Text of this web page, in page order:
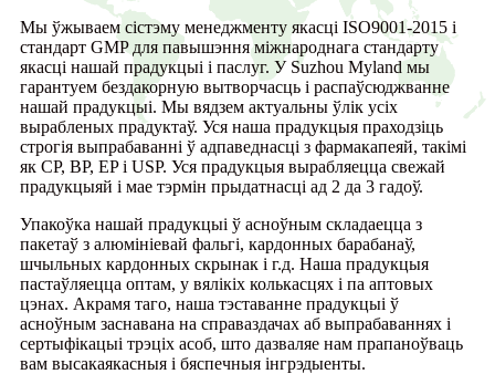
Мы ўжываем сістэму менеджменту якасці ISO9001-2015 і
стандарт GMP для павышэння міжнароднага стандарту
якасці нашай прадукцыі і паслуг. У Suzhou Myland мы
гарантуем бездакорную вытворчасць і распаўсюджванне
нашай прадукцыі. Мы вядзем актуальны ўлік усіх
вырабленых прадуктаў. Уся наша прадукцыя праходзіць
строгія выпрабаванні ў адпаведнасці з фармакапеяй, такімі
як CP, BP, EP і USP. Уся прадукцыя вырабляецца свежай
прадукцыяй і мае тэрмін прыдатнасці ад 2 да 3 гадоў.
Упакоўка нашай прадукцыі ў асноўным складаецца з
пакетаў з алюмініевай фальгі, кардонных барабанаў,
шчыльных кардонных скрынак і г.д. Наша прадукцыя
пастаўляецца оптам, у вялікіх колькасцях і па аптовых
цэнах. Акрамя таго, наша тэставанне прадукцыі ў
асноўным заснавана на справаздачах аб выпрабаваннях і
сертыфікацыі трэціх асоб, што дазваляе нам прапаноўваць
вам высакаякасныя і бяспечныя інгрэдыенты.